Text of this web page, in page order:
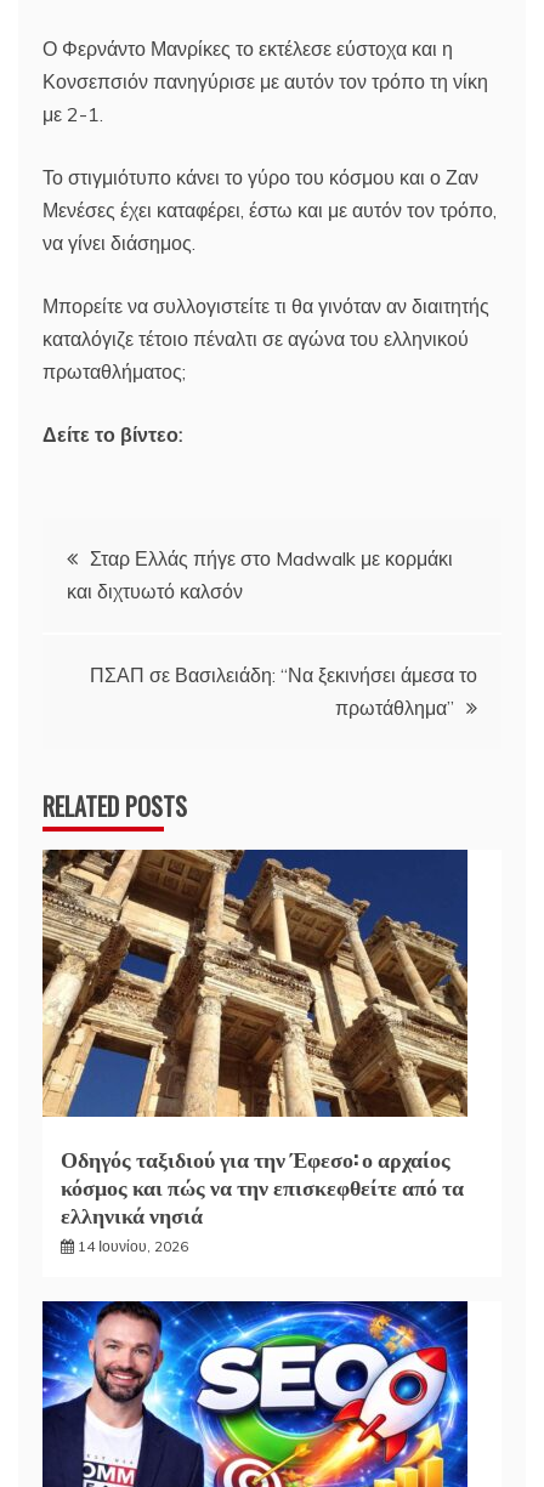
Ο Φερνάντο Μανρίκες το εκτέλεσε εύστοχα και η
Κονσεπσιόν πανηγύρισε με αυτόν τον τρόπο τη νίκη
με 2-1.
Το στιγμιότυπο κάνει το γύρο του κόσμου και ο Ζαν
Μενέσες έχει καταφέρει, έστω και με αυτόν τον τρόπο,
να γίνει διάσημος.
Μπορείτε να συλλογιστείτε τι θα γινόταν αν διαιτητής
καταλόγιζε τέτοιο πέναλτι σε αγώνα του ελληνικού
πρωταθλήματος;
Δείτε το βίντεο:
Πλοήγηση
άρθρων
Σταρ Ελλάς πήγε στο Madwalk με κορμάκι
και διχτυωτό καλσόν
ΠΣΑΠ σε Βασιλειάδη: “Να ξεκινήσει άμεσα το
πρωτάθλημα”
RELATED POSTS
Οδηγός ταξιδιού για την Έφεσο: ο αρχαίος
κόσμος και πώς να την επισκεφθείτε από τα
ελληνικά νησιά
14 Ιουνίου, 2026